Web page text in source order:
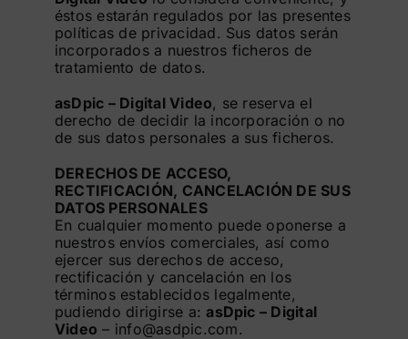
éstos estarán regulados por las presentes
políticas de privacidad. Sus datos serán
incorporados a nuestros ficheros de
tratamiento de datos.
asDpic – Digital Video, se reserva el
derecho de decidir la incorporación o no
de sus datos personales a sus ficheros.
DERECHOS DE ACCESO,
RECTIFICACIÓN, CANCELACIÓN DE SUS
DATOS PERSONALES
En cualquier momento puede oponerse a
nuestros envíos comerciales, así como
ejercer sus derechos de acceso,
rectificación y cancelación en los
términos establecidos legalmente,
pudiendo dirigirse a:asDpic – Digital
Video – info@asdpic.com.